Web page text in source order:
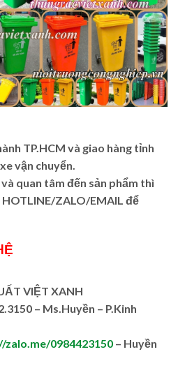
TP.HCM và giao hàng tỉnh
vận chuyển.
và quan tâm đến sản phẩm thì
ZALO/EMAIL để
VIỆT XANH
– Ms.Huyền – P.Kinh
zalo.me/0984423150 – Huyền